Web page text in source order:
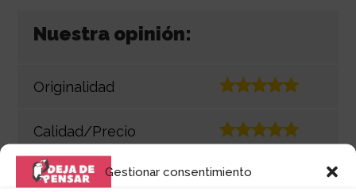
Gestionar consentimiento
Nuestra opinión:
Originalidad
Calidad/Precio
Apariencia